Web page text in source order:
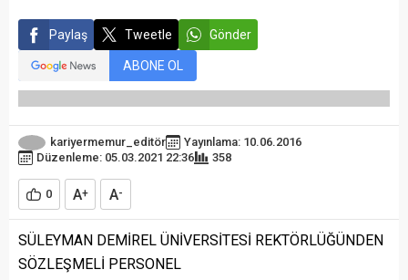
Paylaş Tweetle Gönder
ABONE OL
kariyermemur_editör
Yayınlama: 10.06.2016
Düzenleme: 05.03.2021 22:36
358
0 A+ A-
SÜLEYMAN DEMİREL ÜNİVERSİTESİ REKTÖRLÜĞÜNDEN
SÖZLEŞMELİ PERSONEL